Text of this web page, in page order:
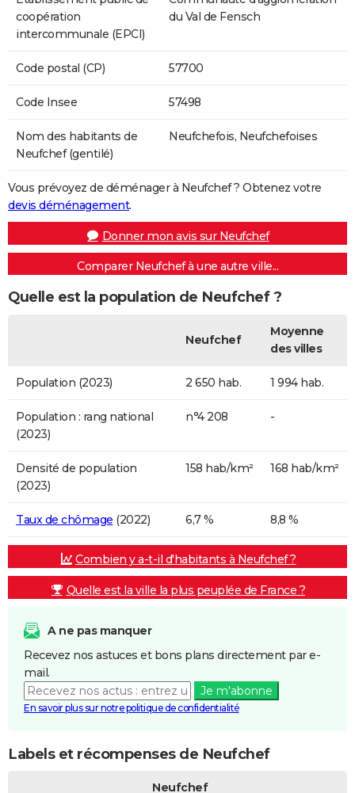
coopération
intercommunale (EPCI)
du Val de Fensch
Code postal (CP) 57700
Code Insee 57498
Nom des habitants de
Neufchef (gentilé)
Neufchefois, Neufchefoises
Vous prévoyez de déménager à Neufchef ? Obtenez votre
devis déménagement.
Donner mon avis sur Neufchef
Comparer Neufchef à une autre ville...
Quelle est la population de Neufchef ?
Neufchef
Moyenne
des villes
Population (2023) 2 650 hab. 1 994 hab.
Population : rang national
(2023)
n°4 208 -
Densité de population
(2023)
158 hab/km² 168 hab/km²
Taux de chômage (2022) 6,7 % 8,8 %
Combien y a-t-il d'habitants à Neufchef ?
Quelle est la ville la plus peuplée de France ?
A ne pas manquer
Recevez nos astuces et bons plans directement par e-
mail.
Je m'abonne
En savoir plus sur notre politique de confidentialité
Labels et récompenses de Neufchef
Neufchef